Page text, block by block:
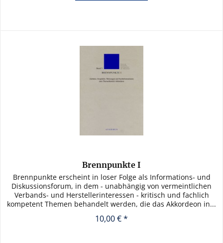
Brennpunkte I
Brennpunkte erscheint in loser Folge als Informations- und
Diskussionsforum, in dem - unabhängig von vermeintlichen
Verbands- und Herstellerinteressen - kritisch und fachlich
kompetent Themen behandelt werden, die das Akkordeon in...
10,00 € *